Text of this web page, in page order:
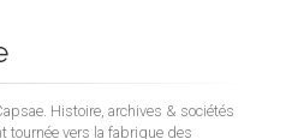
Histoire, archives & sociétés
tournée vers la fabrique des